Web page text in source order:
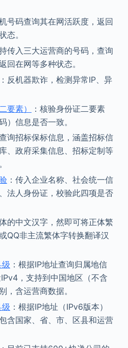
号码查询其在网活跃度，返回
态。
传入三大运营商的号码，查询
回在网等多种状态。
：反机器欺诈，检测异常IP、异
要素）
：核验身份证二要素
）信息是否一致。
询招标保标信息，涵盖招标信
、政府采集信息、招标定制等
：传入企业名称、社会统一信
法人身份证，校验此四项是否
的中文汉字，然即可将正体繁
QQ非主流繁体字转换翻译汉
：根据IP地址查询归属地信
，支持到中国地区（不含
，含运营商数据。
：根据IP地址（IPv6版本）
含国家、省、市、区县和运营